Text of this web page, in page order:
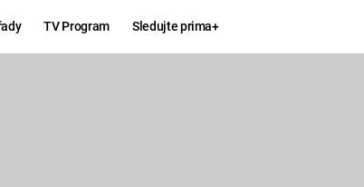
TV Program Sledujte prima+